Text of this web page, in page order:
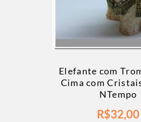
Elefante com
Cima com
NTempo
R$32,00